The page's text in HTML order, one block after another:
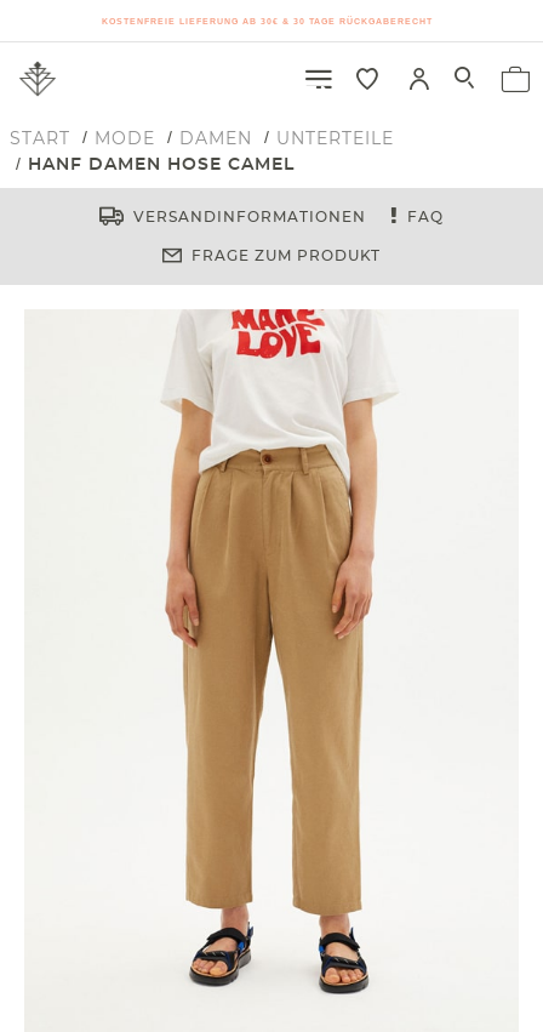
KOSTENFREIE LIEFERUNG AB 30€ & 30 TAGE RÜCKGABERECHT
START MODE DAMEN UNTERTEILE
HANF DAMEN HOSE CAMEL
VERSANDINFORMATIONEN FAQ
FRAGE ZUM PRODUKT